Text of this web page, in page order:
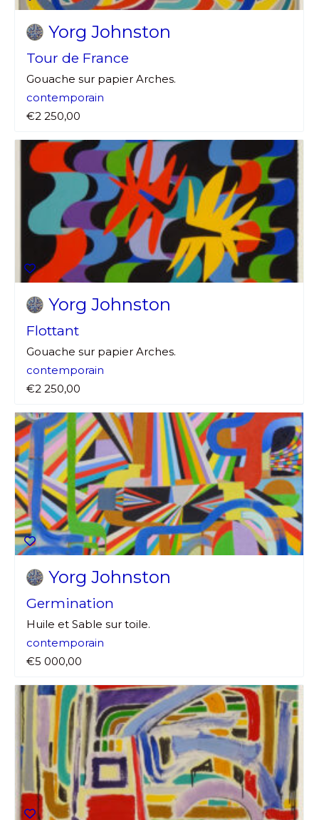
Yorg Johnston
Tour de France
Gouache sur papier Arches.
contemporain
€2 250,00
Yorg Johnston
Flottant
Gouache sur papier Arches.
contemporain
€2 250,00
Yorg Johnston
Germination
Huile et Sable sur toile.
contemporain
€5 000,00